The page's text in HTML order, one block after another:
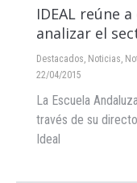
IDEAL reúne
analizar el
Destacados, Noticias,
22/04/2015
La Escuela
través de su
Ideal